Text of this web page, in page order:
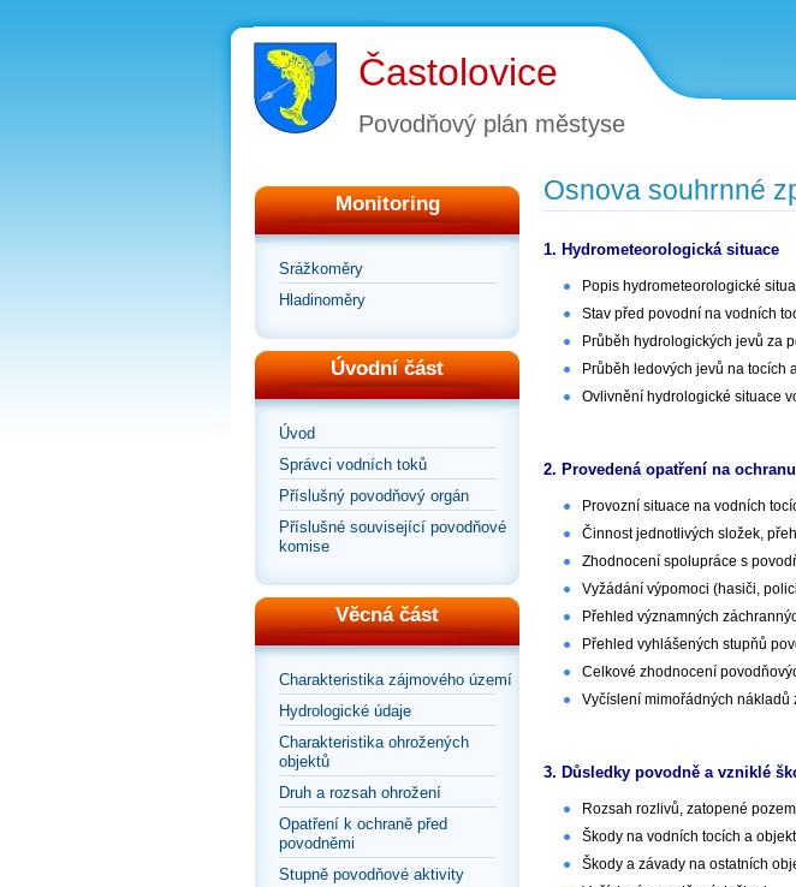
Častolovice
Povodňový plán městyse
Monitoring
Srážkoměry
Hladinoměry
Úvodní část
Úvod
Správci vodních toků
Příslušný povodňový orgán
Příslušné související povodňové
komise
Věcná část
Charakteristika zájmového území
Hydrologické údaje
Charakteristika ohrožených
objektů
Druh a rozsah ohrožení
Opatření k ochraně před
povodněmi
Stupně povodňové aktivity
Osnova souhrnné
1. Hydrometeorologická situace
Popis hydrometeorologické
Stav před povodní na vodních
Průběh hydrologických jevů za
Průběh ledových jevů na tocích
Ovlivnění hydrologické situace
2. Provedená opatření na
Provozní situace na vodních
Činnost jednotlivých složek,
Zhodnocení spolupráce s
Vyžádání výpomoci (hasiči,
Přehled významných
Přehled vyhlášených stupňů
Celkové zhodnocení
Vyčíslení mimořádných nákladů
3. Důsledky povodně a vzniklé
Rozsah rozlivů, zatopené
Škody na vodních tocích a
Škody a závady na ostatních